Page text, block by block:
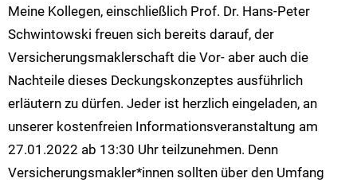
Meine Kollegen, einschließlich Prof. Dr. Hans-Peter
Schwintowski freuen sich bereits darauf, der
Versicherungsmaklerschaft die Vor- aber auch die
Nachteile dieses Deckungskonzeptes ausführlich
erläutern zu dürfen. Jeder ist herzlich eingeladen, an
unserer kostenfreien Informationsveranstaltung am
27.01.2022 ab 13:30 Uhr teilzunehmen. Denn
Versicherungsmakler*innen sollten über den Umfang